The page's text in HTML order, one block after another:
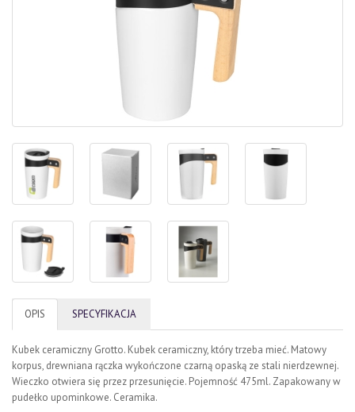
OPIS SPECYFIKACJA
Kubek ceramiczny Grotto. Kubek ceramiczny, który trzeba mieć. Matowy
korpus, drewniana rączka wykończone czarną opaską ze stali nierdzewnej.
Wieczko otwiera się przez przesunięcie. Pojemność 475ml. Zapakowany w
pudełko upominkowe. Ceramika.